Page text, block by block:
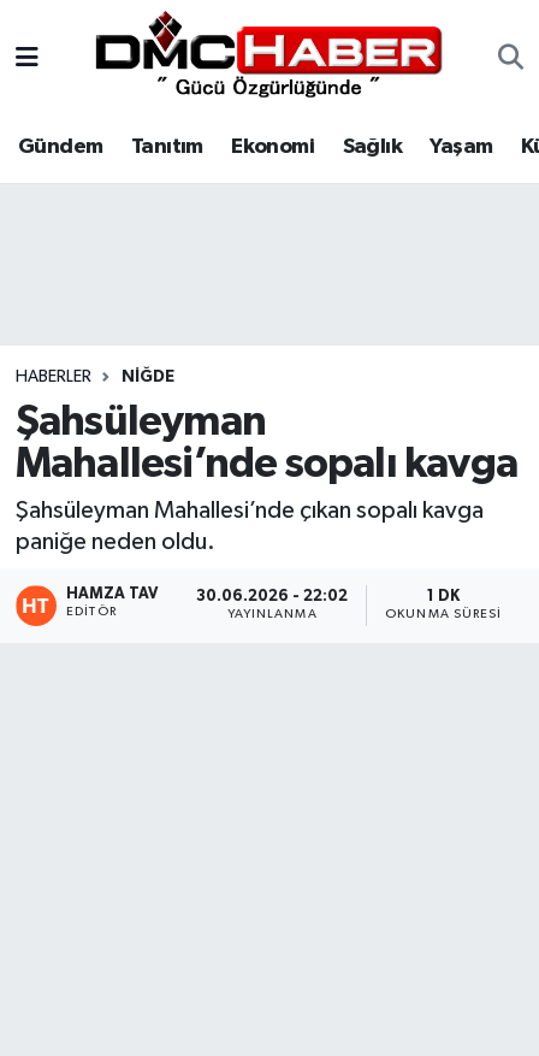
Gündem Tanıtım Ekonomi Sağlık Yaşam
HABERLER NIĞDE
Şahsüleyman
Mahallesi’nde sopalı kavga
Şahsüleyman Mahallesi’nde çıkan sopalı kavga
paniğe neden oldu.
HAMZA TAV
EDITÖR
30.06.2026 - 22:02
YAYINLANMA
1 DK
OKUNMA SÜRESI
Tanıtım
Spor
Siyaset
Eğitim
Nöbetçi Eczaneler
Hava Durumu
Haber Arşivi